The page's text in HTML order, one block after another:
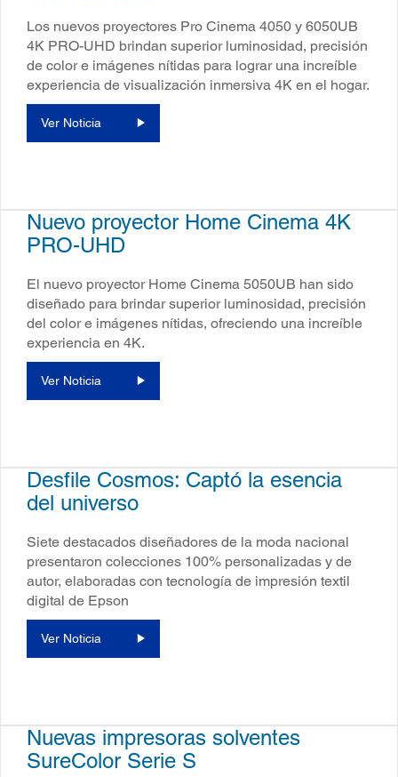
Los nuevos proyectores Pro Cinema 4050 y 6050UB
4K PRO-UHD brindan superior luminosidad, precisión
de color e imágenes nítidas para lograr una increíble
experiencia de visualización inmersiva 4K en el hogar.
Ver Noticia
Nuevo proyector Home Cinema 4K
PRO-UHD
El nuevo proyector Home Cinema 5050UB han sido
diseñado para brindar superior luminosidad, precisión
del color e imágenes nítidas, ofreciendo una increíble
experiencia en 4K.
Ver Noticia
Desfile Cosmos: Captó la esencia
del universo
Siete destacados diseñadores de la moda nacional
presentaron colecciones 100% personalizadas y de
autor, elaboradas con tecnología de impresión textil
digital de Epson
Ver Noticia
Nuevas impresoras solventes
SureColor Serie S